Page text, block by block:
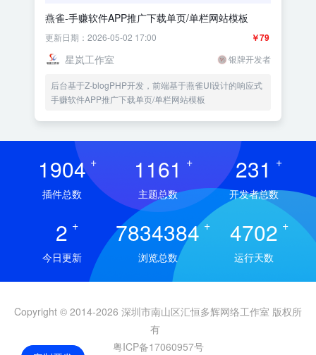
燕雀-手赚软件APP推广下载单页/单栏网站模板
￥79
更新日期：2026-05-02 17:00
星岚工作室 银牌开发者
后台基于Z-blogPHP开发，前端基于燕雀UI设计的响应式
手赚软件APP推广下载单页/单栏网站模板
1904 +
插件总数
1161 +
主题总数
231 +
开发者总数
2 +
今日更新
7834384 +
浏览总数
4702 +
运行天数
Copyright © 2014-2026 深圳市南山区汇恒多辉网络工作室 版权所
有
粤ICP备17060957号